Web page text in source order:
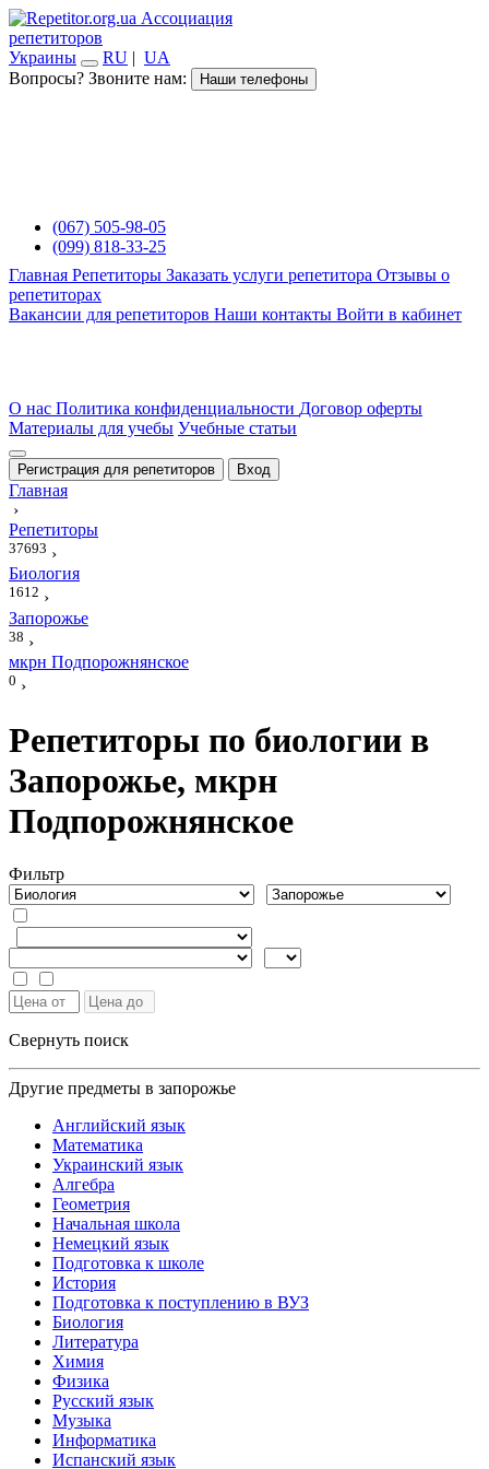
Ассоциация
репетиторов
Украины
RU | UA
Вопросы? Звоните нам:
Наши телефоны
(067) 505-98-05
(099) 818-33-25
Главная Репетиторы Заказать услуги репетитора Отзывы о
репетиторах
Вакансии для репетиторов Наши контакты Войти в кабинет
О нас Политика конфиденциальности Договор оферты
Материалы для учебы Учебные статьи
Регистрация для репетиторов Вход
Главная
›
Репетиторы
37693 ›
Биология
1612 ›
Запорожье
38 ›
мкрн Подпорожнянское
0 ›
Репетиторы по биологии в
Запорожье, мкрн
Подпорожнянское
Фильтр
Свернуть поиск
Другие предметы в запорожье
Английский язык
Математика
Украинский язык
Алгебра
Геометрия
Начальная школа
Немецкий язык
Подготовка к школе
История
Подготовка к поступлению в ВУЗ
Биология
Литература
Химия
Физика
Русский язык
Музыка
Информатика
Испанский язык